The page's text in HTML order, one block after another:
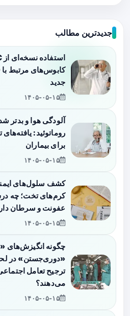
جدیدترین مطالب
جدید
۱۴۰۵-۰۵-۱۵
آلودگی هوا و بدتر
روماتوئید:
برای بیماران
۱۴۰۵-۰۵-۱۵
کشف سلول‌های
کرم‌های تخت؛ چه
عفونت و سرطان
۱۴۰۵-۰۵-۱۵
چگونه انگیزش‌های
«دوری‌جستن» در
ترجیح تعامل
می‌دهند؟
۱۴۰۵-۰۵-۱۵